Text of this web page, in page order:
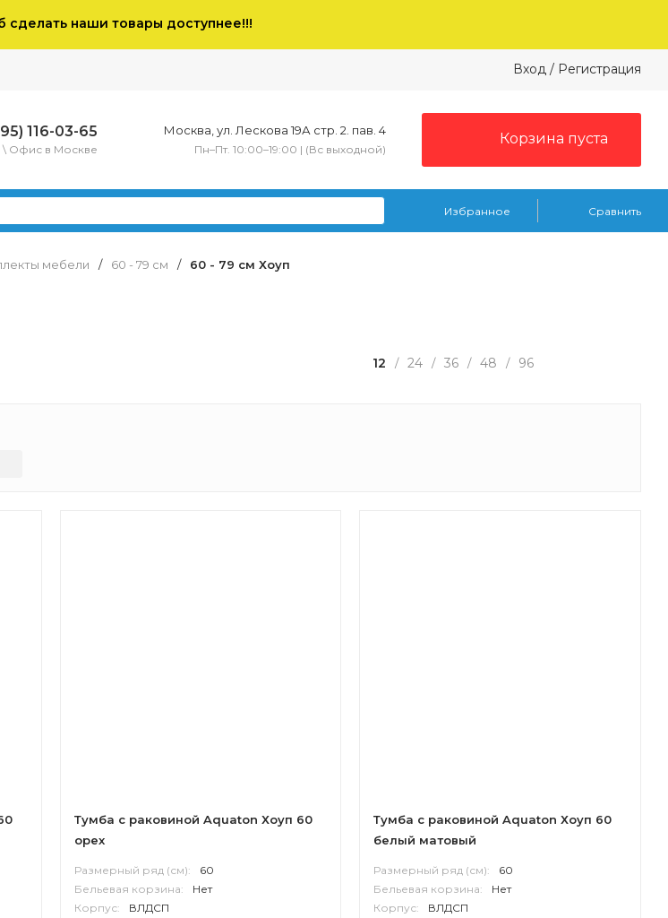
наши товары доступнее!!!
Вход / Регистрация
116-03-65
\ Офис в Москве
Москва, ул. Лескова 19А стр. 2. пав. 4
Пн–Пт. 10:00–19:00 | (Вс выходной)
Корзина пуста
Избранное Сравнить
мебели / 60 - 79 см / 60 - 79 см Хоуп
12 / 24 / 36 / 48 / 96
Тумба с раковиной Aquaton Хоуп 60
орех
Размерный ряд (см):
60
Бельевая корзина:
Нет
Корпус:
ВЛДСП
Тумба с раковиной Aquaton Хоуп 60
белый матовый
Размерный ряд (см):
60
Бельевая корзина:
Нет
Корпус:
ВЛДСП